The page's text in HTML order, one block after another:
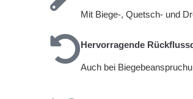
Mit Biege-, Quetsch- und
Hervorragende
Auch bei